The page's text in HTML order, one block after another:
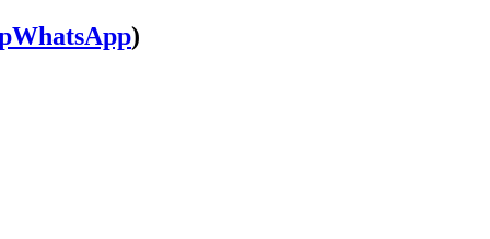
WhatsApp)